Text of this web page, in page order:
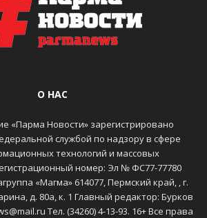
О НАС
«Парма Новости» зарегистрировано
службой по надзору в сфере
технологий и массовых
номер: Эл № ФС77-77780
«Магма» 614077, Пермский край, , г.
д. 80а, к. 1 Главный редактор: Бурков
Тел. (34260) 4-13-93. 16+ Все права